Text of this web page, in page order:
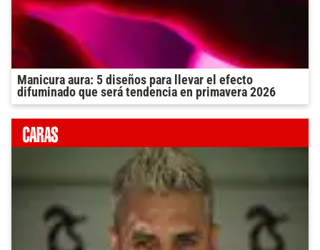
Manicura aura: 5 diseños para llevar el efecto
difuminado que será tendencia en primavera 2026